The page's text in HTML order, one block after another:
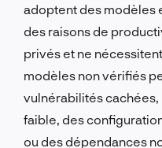
adoptent des modèles
des raisons de
privés et ne
modèles non vérifiés
vulnérabilités cachées,
faible, des
ou des dépendances